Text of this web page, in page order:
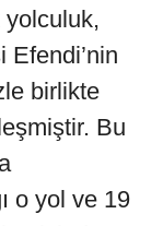
Efendi’nin
birlikte
Bu
o yol ve 19